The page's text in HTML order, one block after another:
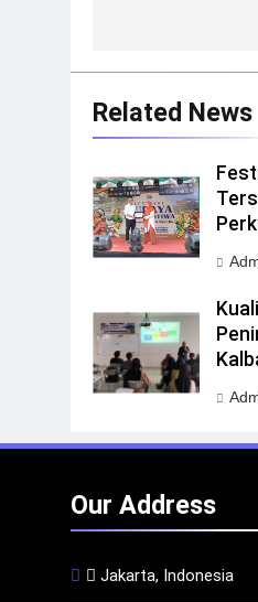
Related News
Our Address
Jakarta, Indonesia